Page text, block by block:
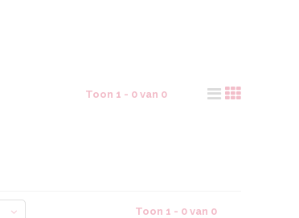
Toon 1 - 0 van 0
Toon 1 - 0 van 0